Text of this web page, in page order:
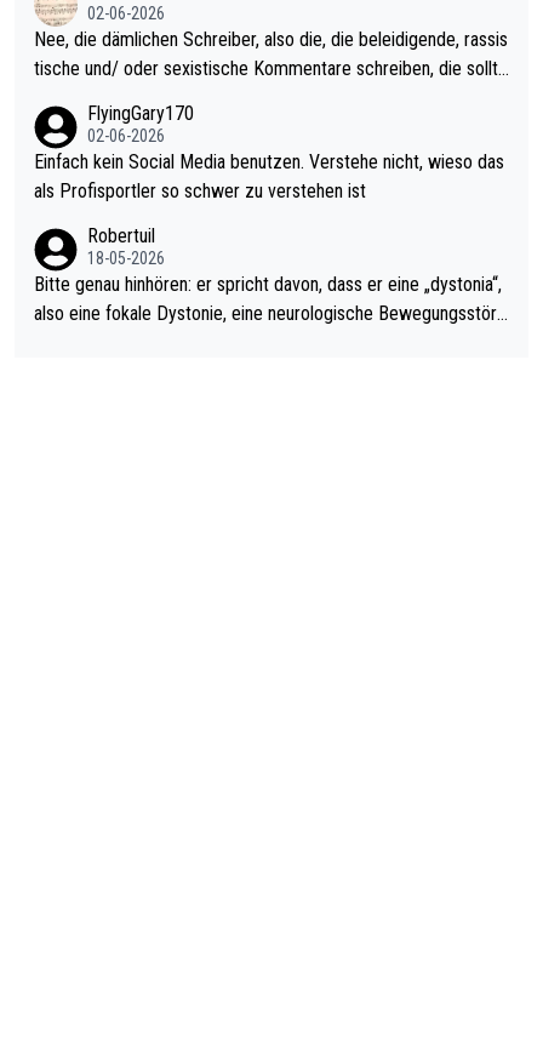
es Jahr der Fall. Er musste als amtierender Weltmeister durch
den Qualifier und ich glaube kaum, dass Mitchel sich das (in Ve
el hat.
02-06-2026
Nee, die dämlichen Schreiber, also die, die beleidigende, rassis
tische und/ oder sexistische Kommentare schreiben, die sollte
s Leben in den Griff kriegen. Nur eins wundert mich: Luke Little
r war doch neulich erst derjenige, der über Social Media GvV p
rovoziert hat. Und Littlers Mutter schießt öfters mal gegen Ric
FlyingGary170
02-06-2026
Einfach kein Social Media benutzen. Verstehe nicht, wieso das
als Profisportler so schwer zu verstehen ist
Robertuil
18-05-2026
Bitte genau hinhören: er spricht davon, dass er eine „dystonia“,
also eine fokale Dystonie, eine neurologische Bewegungsstöru